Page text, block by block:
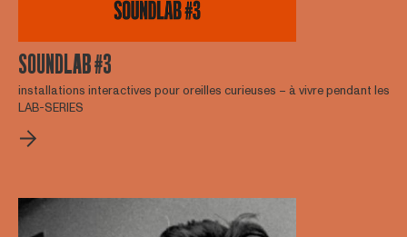
SOUNDLAB #3
installations interactives pour oreilles curieuses – à vivre pendant les
LAB-SERIES